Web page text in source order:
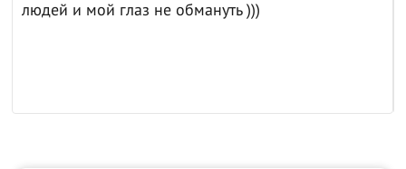
людей и мой глаз не обмануть )))